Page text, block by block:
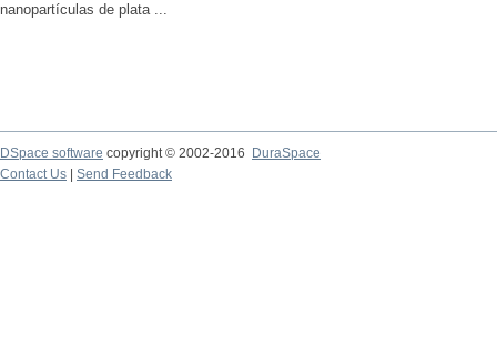
nanopartículas de plata ...
DSpace software copyright © 2002-2016
DuraSpace
Contact Us
Send Feedback